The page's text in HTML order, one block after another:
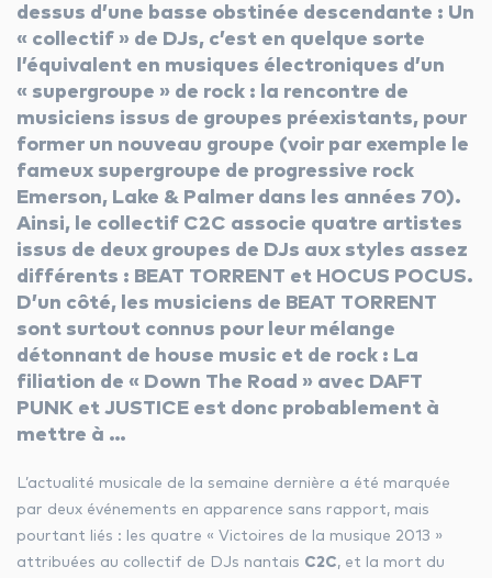
facebook youtube linkedin
instagram whatsapp
dessus d’une basse obstinée descendante : Un
« collectif » de DJs, c’est en quelque sorte
l’équivalent en musiques électroniques d’un
« supergroupe » de rock : la rencontre de
musiciens issus de groupes préexistants, pour
former un nouveau groupe (voir par exemple le
fameux supergroupe de progressive rock
Emerson, Lake & Palmer dans les années 70).
Ainsi, le collectif C2C associe quatre artistes
issus de deux groupes de DJs aux styles assez
différents : BEAT TORRENT et HOCUS POCUS.
D’un côté, les musiciens de BEAT TORRENT
sont surtout connus pour leur mélange
détonnant de house music et de rock : La
filiation de « Down The Road » avec DAFT
PUNK et JUSTICE est donc probablement à
mettre à …
L’actualité musicale de la semaine dernière a été marquée
par deux événements en apparence sans rapport, mais
pourtant liés : les quatre « Victoires de la musique 2013 »
attribuées au collectif de DJs nantais C2C, et la mort du